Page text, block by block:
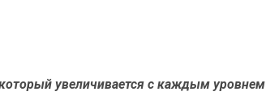
увеличивается с каждым уровнем